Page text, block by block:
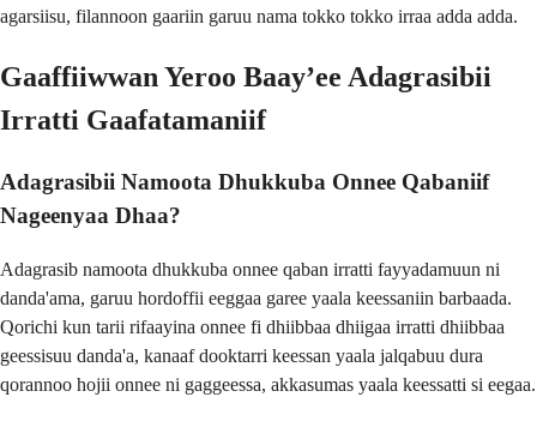
agarsiisu, filannoon gaariin garuu nama tokko tokko irraa adda adda.
Gaaffiiwwan Yeroo Baay’ee Adagrasibii
Irratti Gaafatamaniif
Adagrasibii Namoota Dhukkuba Onnee Qabaniif
Nageenyaa Dhaa?
Adagrasib namoota dhukkuba onnee qaban irratti fayyadamuun ni
danda'ama, garuu hordoffii eeggaa garee yaala keessaniin barbaada.
Qorichi kun tarii rifaayina onnee fi dhiibbaa dhiigaa irratti dhiibbaa
geessisuu danda'a, kanaaf dooktarri keessan yaala jalqabuu dura
qorannoo hojii onnee ni gaggeessa, akkasumas yaala keessatti si eegaa.